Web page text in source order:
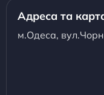
Адреса та
м.Одеса,